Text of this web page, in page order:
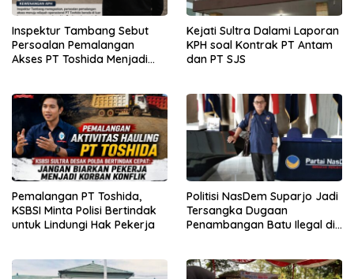
Inspektur Tambang Sebut
Persoalan Pemalangan
Akses PT Toshida Menjadi
Kejati Sultra Dalami Laporan
KPH soal Kontrak PT Antam
dan PT SJS
Pemalangan PT Toshida,
KSBSI Minta Polisi Bertindak
untuk Lindungi Hak Pekerja
Politisi NasDem Suparjo Jadi
Tersangka Dugaan
Penambangan Batu Ilegal di